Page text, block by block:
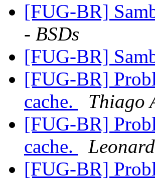
[FUG-BR]
- BSDs
[FUG-BR]
[FUG-BR]
cache.
Thiago
[FUG-BR]
cache.
[FUG-BR]